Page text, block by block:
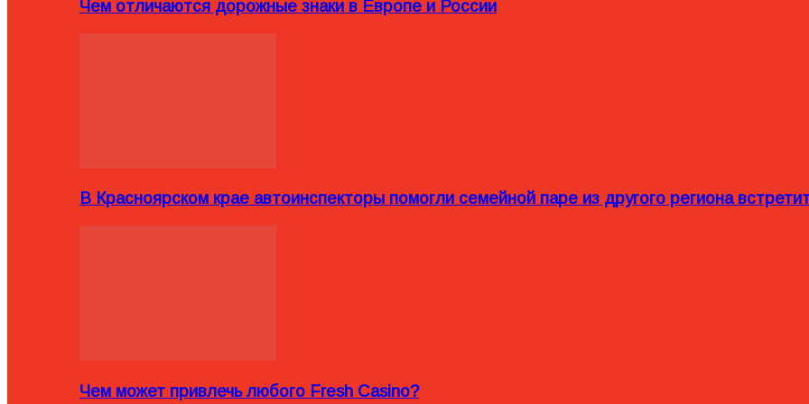
Чем отличаются дорожные знаки в Европе и России
В Красноярском крае автоинспекторы помогли семейной паре из другого региона
Чем может привлечь любого Fresh Casino?